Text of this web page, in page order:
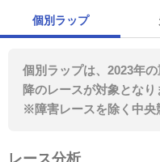
個別ラップ
個別ラップは、2023年
降のレースが対象となり
※障害レースを除く中央
レース分析